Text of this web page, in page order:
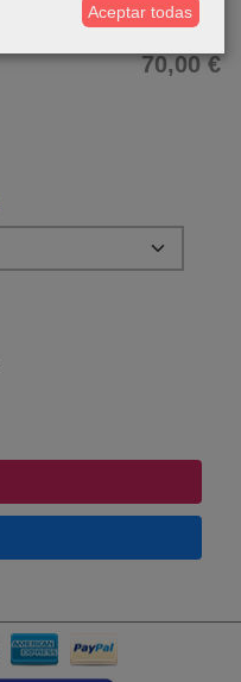
36,00 €
bronce
70,00 €
Aceptar todas